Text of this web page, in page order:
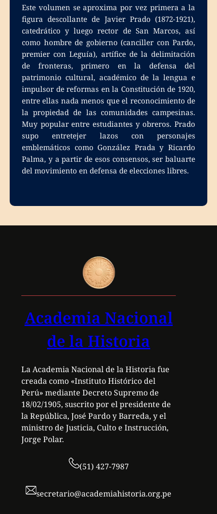
Este volumen se aproxima por vez primera a la
figura descollante de Javier Prado (1872-1921),
catedrático y luego rector de San Marcos, así
como hombre de gobierno (canciller con Pardo,
premier con Leguía), artífice de la delimitación
de fronteras, primero en la defensa del
patrimonio cultural, académico de la lengua e
impulsor de reformas en la Constitución de 1920,
entre ellas nada menos que el reconocimiento de
la propiedad de las comunidades campesinas.
Muy popular entre estudiantes y obreros. Prado
supo entretejer lazos con personajes
emblemáticos como González Prada y Ricardo
Palma, y a partir de esos consensos, ser baluarte
del movimiento en defensa de elecciones libres.
Academia Nacional
de la Historia
La Academia Nacional de la Historia fue
creada como «Instituto Histórico del
Perú» mediante Decreto Supremo de
18/02/1905, suscrito por el presidente de
la República, José Pardo y Barreda, y el
ministro de Justicia, Culto e Instrucción,
Jorge Polar.
(51) 427-7987
secretario@academiahistoria.org.pe